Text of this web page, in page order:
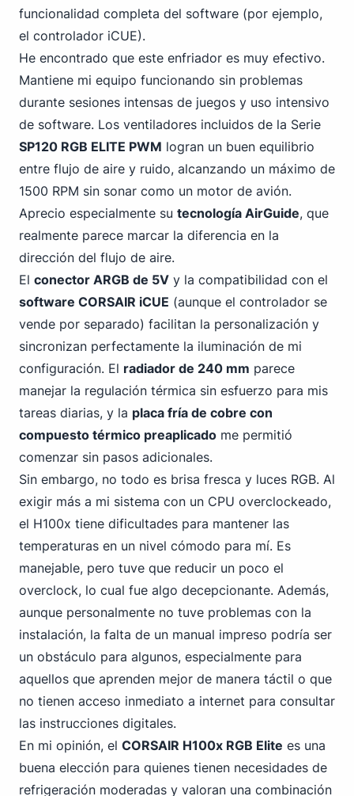
funcionalidad completa del software (por ejemplo,
el controlador iCUE).
He encontrado que este enfriador es muy efectivo.
Mantiene mi equipo funcionando sin problemas
durante sesiones intensas de juegos y uso intensivo
de software. Los ventiladores incluidos de la Serie
SP120 RGB ELITE PWM logran un buen equilibrio
entre flujo de aire y ruido, alcanzando un máximo de
1500 RPM sin sonar como un motor de avión.
Aprecio especialmente su tecnología AirGuide, que
realmente parece marcar la diferencia en la
dirección del flujo de aire.
El conector ARGB de 5V y la compatibilidad con el
software CORSAIR iCUE (aunque el controlador se
vende por separado) facilitan la personalización y
sincronizan perfectamente la iluminación de mi
configuración. El radiador de 240 mm parece
manejar la regulación térmica sin esfuerzo para mis
tareas diarias, y la placa fría de cobre con
compuesto térmico preaplicado me permitió
comenzar sin pasos adicionales.
Sin embargo, no todo es brisa fresca y luces RGB. Al
exigir más a mi sistema con un CPU overclockeado,
el H100x tiene dificultades para mantener las
temperaturas en un nivel cómodo para mí. Es
manejable, pero tuve que reducir un poco el
overclock, lo cual fue algo decepcionante. Además,
aunque personalmente no tuve problemas con la
instalación, la falta de un manual impreso podría ser
un obstáculo para algunos, especialmente para
aquellos que aprenden mejor de manera táctil o que
no tienen acceso inmediato a internet para consultar
las instrucciones digitales.
En mi opinión, el CORSAIR H100x RGB Elite es una
buena elección para quienes tienen necesidades de
refrigeración moderadas y valoran una combinación